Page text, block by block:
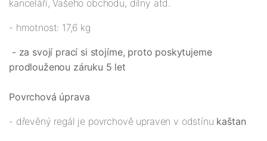
kanceláří, Vašeho obchodu, dílny atd.
- hmotnost: 17,6 kg
- za svojí prací si stojíme, proto poskytujeme
prodlouženou záruku 5 let
Povrchová úprava
- dřevěný regál je povrchově upraven v odstínu kaštan